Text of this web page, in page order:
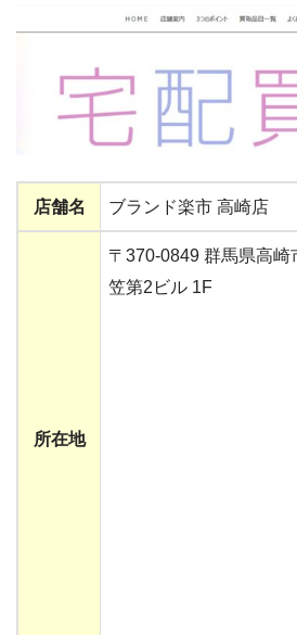
店舗名 ブランド楽市 高崎店
所在地
〒370-0849 群馬県高崎
笠第2ビル 1F